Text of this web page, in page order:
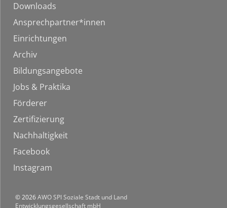
Downloads
Ansprechpartner*innen
Einrichtungen
Archiv
Bildungsangebote
Jobs & Praktika
Förderer
Zertifizierung
Nachhaltigkeit
Facebook
Instagram
© 2026AWO SPI Soziale Stadt und Land
Entwicklungsgesellschaft mbH